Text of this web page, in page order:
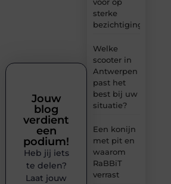
sterke
bezichtigingen
Welke
scooter in
Antwerpen
past het
best bij uw
situatie?
Een konijn
met pit en
waarom
RaBBiT
verrast
Jouw
blog
verdient
een
podium!
Heb jij iets
te delen?
Laat jouw